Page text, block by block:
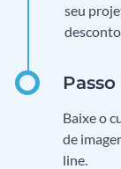
seu
desconto.
Baixe o
de
line.